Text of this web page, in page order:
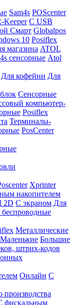
Sam4s POScenter
Keeper С USB
Смарт Globalpos
10 Posiflex
магазина ATOL
сенсорные Atol
Для кофейни Для
Сенсорные
компьютер-
Posiflex
Терминалы-
PosCenter
Xprinter
накопителем
2D С экраном Для
беспроводные
Металлические
Маленькие Большие
штрих-кодов
Онлайн С
производства
фискальным